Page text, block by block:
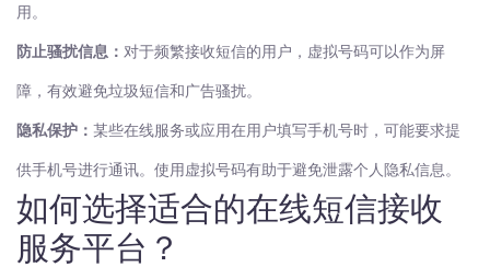
用。
防止骚扰信息： 对于频繁接收短信的用户，虚拟号码可以作为屏
障，有效避免垃圾短信和广告骚扰。
隐私保护： 某些在线服务或应用在用户填写手机号时，可能要求提
供手机号进行通讯。使用虚拟号码有助于避免泄露个人隐私信息。
如何选择适合的在线短信接收
服务平台？